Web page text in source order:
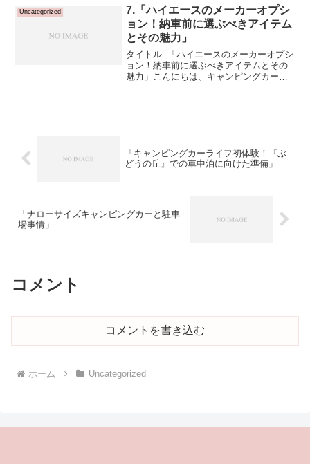
でしたが、購入時に追加したいくつかの
純正オプションをご紹介...
Uncategorized
7.「ハイエースのメーカーオプシ
ョン！納車前に選ぶべきアイテム
とその魅力」
タイトル: 「ハイエースのメーカーオプシ
ョン！納車前に選ぶべきアイテムとその
魅力」こんにちは、キャンピングカーラ
「キャンピングカーライフ初体験！『ぶ
どうの丘』での車中泊に向けた準備」
「ナローサイズキャンピングカーと駐車
場事情」
コメント
コメントを書き込む
ホーム Uncategorized